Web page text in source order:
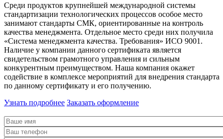
Среди продуктов крупнейшей международной системы
стандартизации технологических процессов особое место
занимают стандарты СМК, ориентированные на контроль
качества менеджмента. Отдельное место среди них получила
«Система менеджмента качества. Требования» ИСО 9001.
Наличие у компании данного сертификата является
свидетельством грамотного управления и сильным
конкурентным преимуществом. Наша компания окажет
содействие в комплексе мероприятий для внедрения стандарта
по данному сертификату и его получению.
Узнать подробнее Заказать оформление